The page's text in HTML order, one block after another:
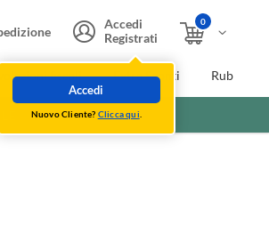
Accedi
Registrati
Accedi
Nuovo Cliente? Clicca qui
0
fiscali Extra Sconti